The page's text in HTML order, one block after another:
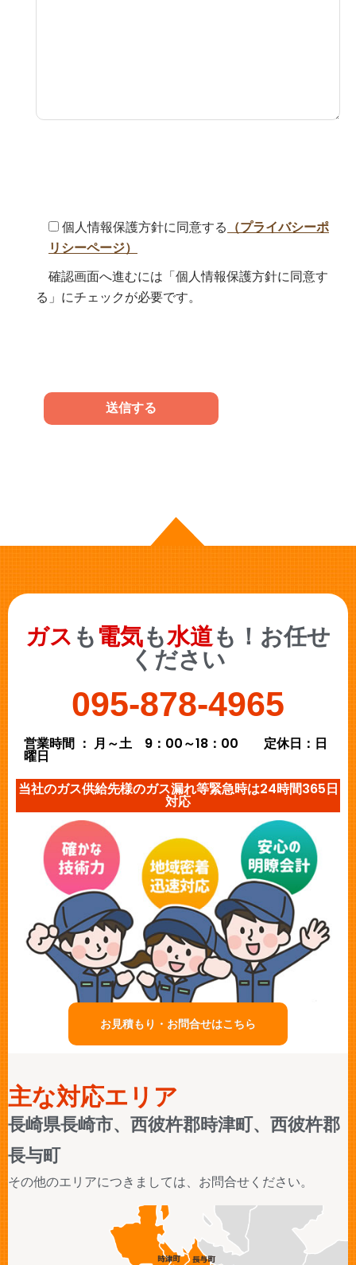
個人情報保護方針に同意する
（プライバシーポ
リシーページ）
確認画面へ進むには「個人情報保護方針に同意す
る」にチェックが必要です。
ガス も電気も水道も！お任せ
ください
095-878-4965
営業時間 ： 月～土 9：00～18：00 定休日：日
曜日
当社のガス供給先様のガス漏れ等緊急時は24時間365日
対応
お見積もり・お問合せはこちら
主な対応エリア
長崎県長崎市、西彼杵郡時津町、西彼杵郡
長与町
その他のエリアにつきましては、お問合せください。